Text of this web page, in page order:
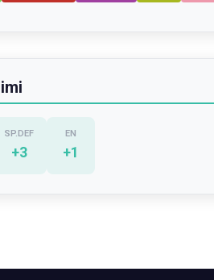
SP.DEF
+3
EN
+1